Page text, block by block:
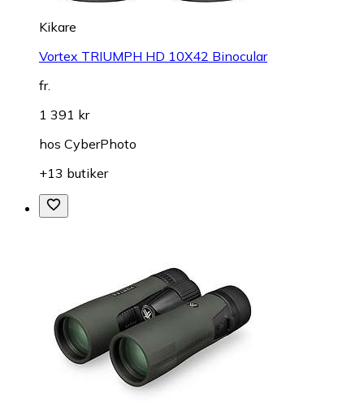
Kikare
Vortex TRIUMPH HD 10X42 Binocular
fr.
1 391 kr
hos CyberPhoto
+13 butiker